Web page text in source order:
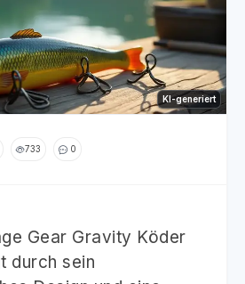
KI-generiert
733 0
Gear Gravity Köder
durch sein